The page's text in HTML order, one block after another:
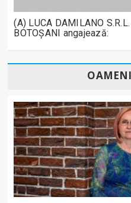
(A) LUCA DAMILANO
BOTOȘANI angajează: